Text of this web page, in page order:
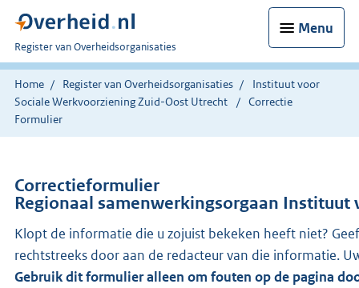
Menu
U
bent
nu
hier:
Register van Overheidsorganisaties
Home Register van Overheidsorganisaties
Instituut voor
Sociale Werkvoorziening Zuid-Oost Utrecht
Correctie
Formulier
Correctieformulier
Regionaal samenwerkingsorgaan
Klopt de informatie die u zojuist bekeken heeft niet?
rechtstreeks door aan de redacteur van die informatie.
Gebruik dit formulier alleen om fouten op de pagina